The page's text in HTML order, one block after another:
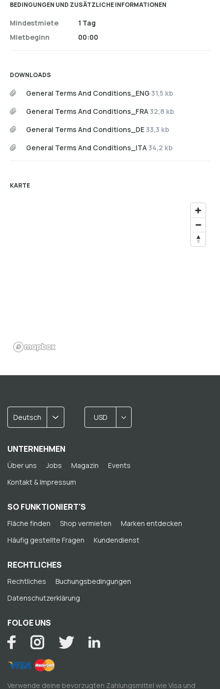
BEDINGUNGEN UND ZUSÄTZLICHE INFORMATIONEN
Mindestmiete
Mietbeginn
1 Tag
00:00
DOWNLOADS
General Terms And Conditions_ENG 31,5 kb
General Terms And Conditions_FRA 32,8 kb
General Terms And Conditions_DE 33,3 kb
General Terms And Conditions_ITA 34,2 kb
KARTE
Deutsch USD
UNTERNEHMEN
Über uns Jobs Magazin
Events
Kontakt & Impressum
SO FUNKTIONIERT'S
Fläche finden Shop vermieten
Marken entdecken
Häufig gestellte Fragen
Kundendienst
RECHTLICHES
Rechtliches
Buchungsbedingungen
Datenschutzerklärung
FOLGE UNS
Verwende deine bevorzugten Zahlungsmittel wie Visa und